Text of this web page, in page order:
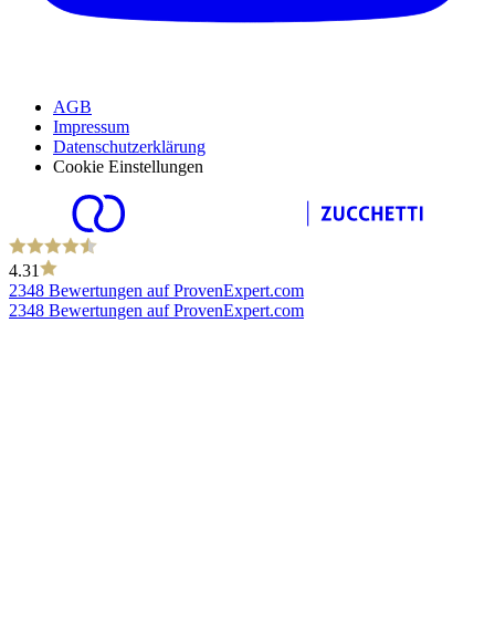
AGB
Impressum
Datenschutzerklärung
Cookie Einstellungen
4.31
2348 Bewertungen auf ProvenExpert.com
2348 Bewertungen auf ProvenExpert.com